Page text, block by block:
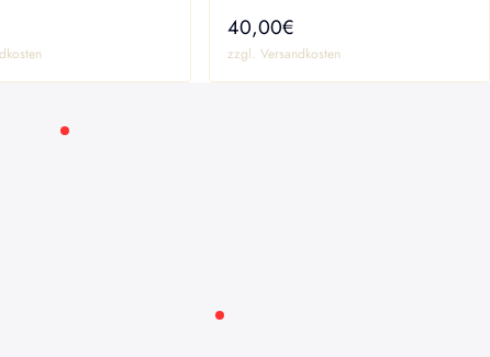
40,00€
zzgl. Versandkosten